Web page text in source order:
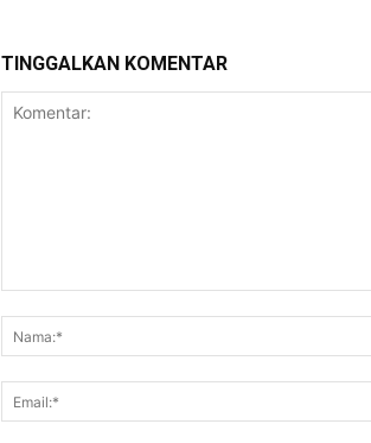
TINGGALKAN KOMENTAR